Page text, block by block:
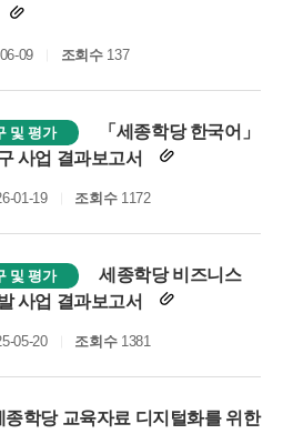
09 조회수137
및 평가
「세종학당 한국어」
사업 결과보고서
01-19 조회수1172
및 평가
세종학당 비즈니스
사업 결과보고서
05-20 조회수1381
종학당 교육자료 디지털화를 위한